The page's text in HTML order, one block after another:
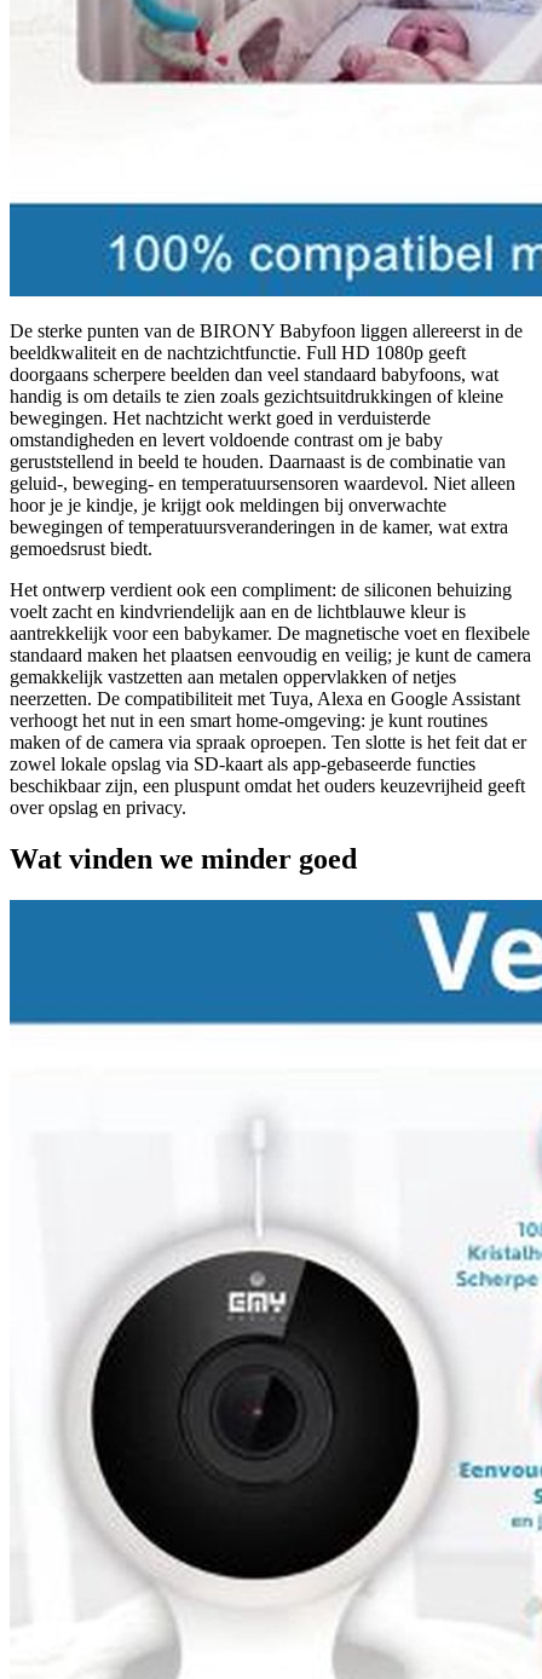
De sterke punten van de BIRONY Babyfoon liggen allereerst in de
beeldkwaliteit en de nachtzichtfunctie. Full HD 1080p geeft
doorgaans scherpere beelden dan veel standaard babyfoons, wat
handig is om details te zien zoals gezichtsuitdrukkingen of kleine
bewegingen. Het nachtzicht werkt goed in verduisterde
omstandigheden en levert voldoende contrast om je baby
geruststellend in beeld te houden. Daarnaast is de combinatie van
geluid-, beweging- en temperatuursensoren waardevol. Niet alleen
hoor je je kindje, je krijgt ook meldingen bij onverwachte
bewegingen of temperatuursveranderingen in de kamer, wat extra
gemoedsrust biedt.
Het ontwerp verdient ook een compliment: de siliconen behuizing
voelt zacht en kindvriendelijk aan en de lichtblauwe kleur is
aantrekkelijk voor een babykamer. De magnetische voet en flexibele
standaard maken het plaatsen eenvoudig en veilig; je kunt de camera
gemakkelijk vastzetten aan metalen oppervlakken of netjes
neerzetten. De compatibiliteit met Tuya, Alexa en Google Assistant
verhoogt het nut in een smart home‑omgeving: je kunt routines
maken of de camera via spraak oproepen. Ten slotte is het feit dat er
zowel lokale opslag via SD‑kaart als app‑gebaseerde functies
beschikbaar zijn, een pluspunt omdat het ouders keuzevrijheid geeft
over opslag en privacy.
Wat vinden we minder goed